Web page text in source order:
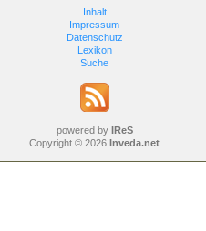
Inhalt
Impressum
Datenschutz
Lexikon
Suche
powered by IReS
Copyright © 2026 Inveda.net